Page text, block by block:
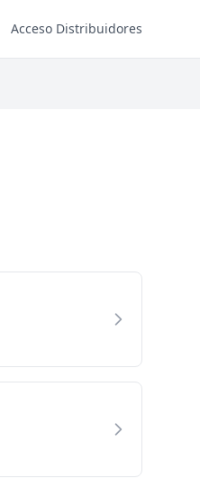
Acceso Distribuidores